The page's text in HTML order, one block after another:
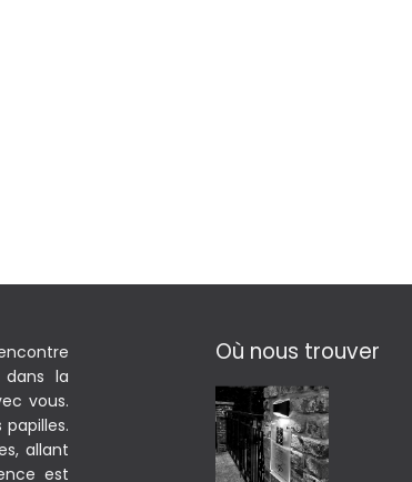
Où nous trouver
la
vous.
allant
est